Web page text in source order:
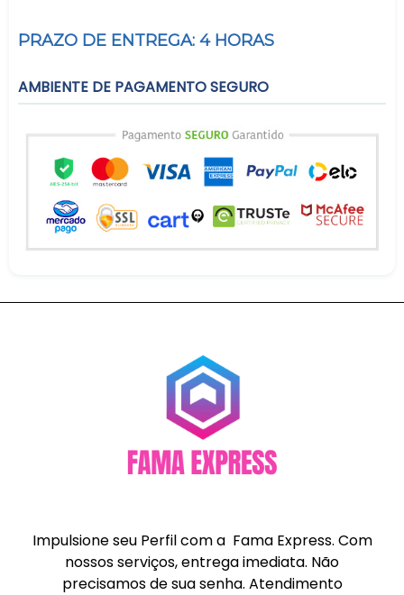
PRAZO DE ENTREGA: 4 HORAS
AMBIENTE DE PAGAMENTO SEGURO
Impulsione seu Perfil com a Fama Express. Com
nossos serviços, entrega imediata. Não
precisamos de sua senha. Atendimento